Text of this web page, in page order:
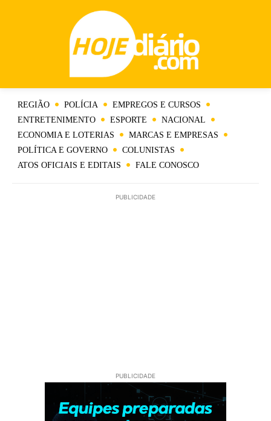
REGIÃO POLÍCIA
EMPREGOS E CURSOS
ENTRETENIMENTO
ESPORTE
NACIONAL
ECONOMIA E LOTERIAS
MARCAS E EMPRESAS
POLÍTICA E GOVERNO
COLUNISTAS
ATOS OFICIAIS E EDITAIS
FALE CONOSCO
PUBLICIDADE
PUBLICIDADE